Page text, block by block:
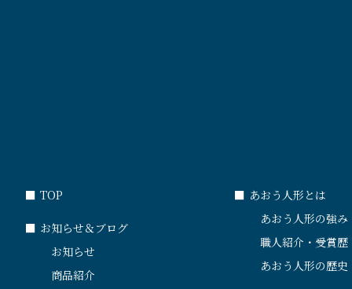
■ TOP
■ お知らせ＆ブログ
お知らせ
商品紹介
■ あおう人形とは
あおう人形の強み
職人紹介・受賞歴
あおう人形の歴史